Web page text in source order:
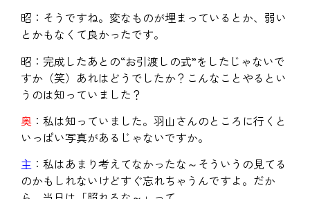
昭：そうですね。変なものが埋まっているとか、弱い
とかもなくて良かったです。
昭：完成したあとの“お引渡しの式”をしたじゃないで
すか（笑）あれはどうでしたか？こんなことやるとい
うのは知っていました？
奥 ：私は知っていました。羽山さんのところに行くと
いっぱい写真があるじゃないですか。
主 ：私はあまり考えてなかったな～そういうの見てる
のかもしれないけどすぐ忘れちゃうんですよ。だか